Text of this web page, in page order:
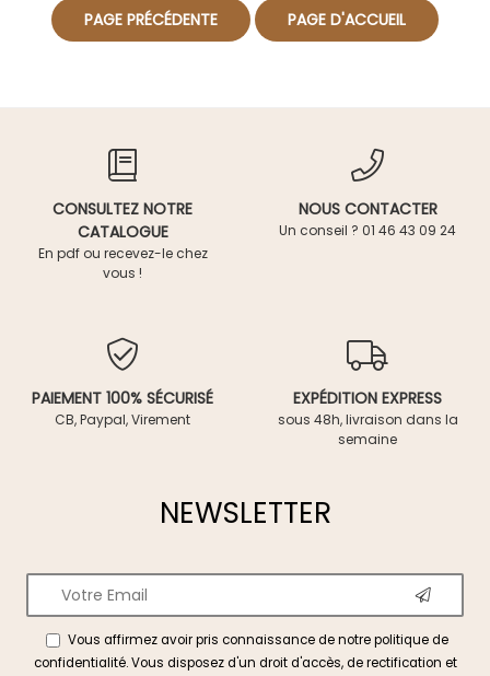
CONSULTEZ NOTRE
CATALOGUE
En pdf ou recevez-le chez
vous !
NOUS CONTACTER
Un conseil ? 01 46 43 09 24
PAIEMENT 100% SÉCURISÉ
CB, Paypal, Virement
EXPÉDITION EXPRESS
sous 48h, livraison dans la
semaine
NEWSLETTER
Vous affirmez avoir pris connaissance de notrepolitique de
confidentialité. Vous disposez d'un droit d'accès, de rectification et